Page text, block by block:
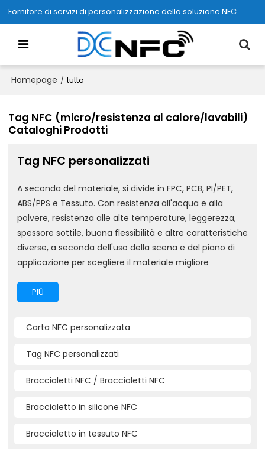
Fornitore di servizi di personalizzazione della soluzione NFC
Homepage / tutto
Tag NFC (micro/resistenza al calore/lavabili)
Cataloghi Prodotti
Tag NFC personalizzati
A seconda del materiale, si divide in FPC, PCB, PI/PET,
ABS/PPS e Tessuto. Con resistenza all'acqua e alla
polvere, resistenza alle alte temperature, leggerezza,
spessore sottile, buona flessibilità e altre caratteristiche
diverse, a seconda dell'uso della scena e del piano di
applicazione per scegliere il materiale migliore
PIÙ
Carta NFC personalizzata
Tag NFC personalizzati
Braccialetti NFC / Braccialetti NFC
Braccialetto in silicone NFC
Braccialetto in tessuto NFC